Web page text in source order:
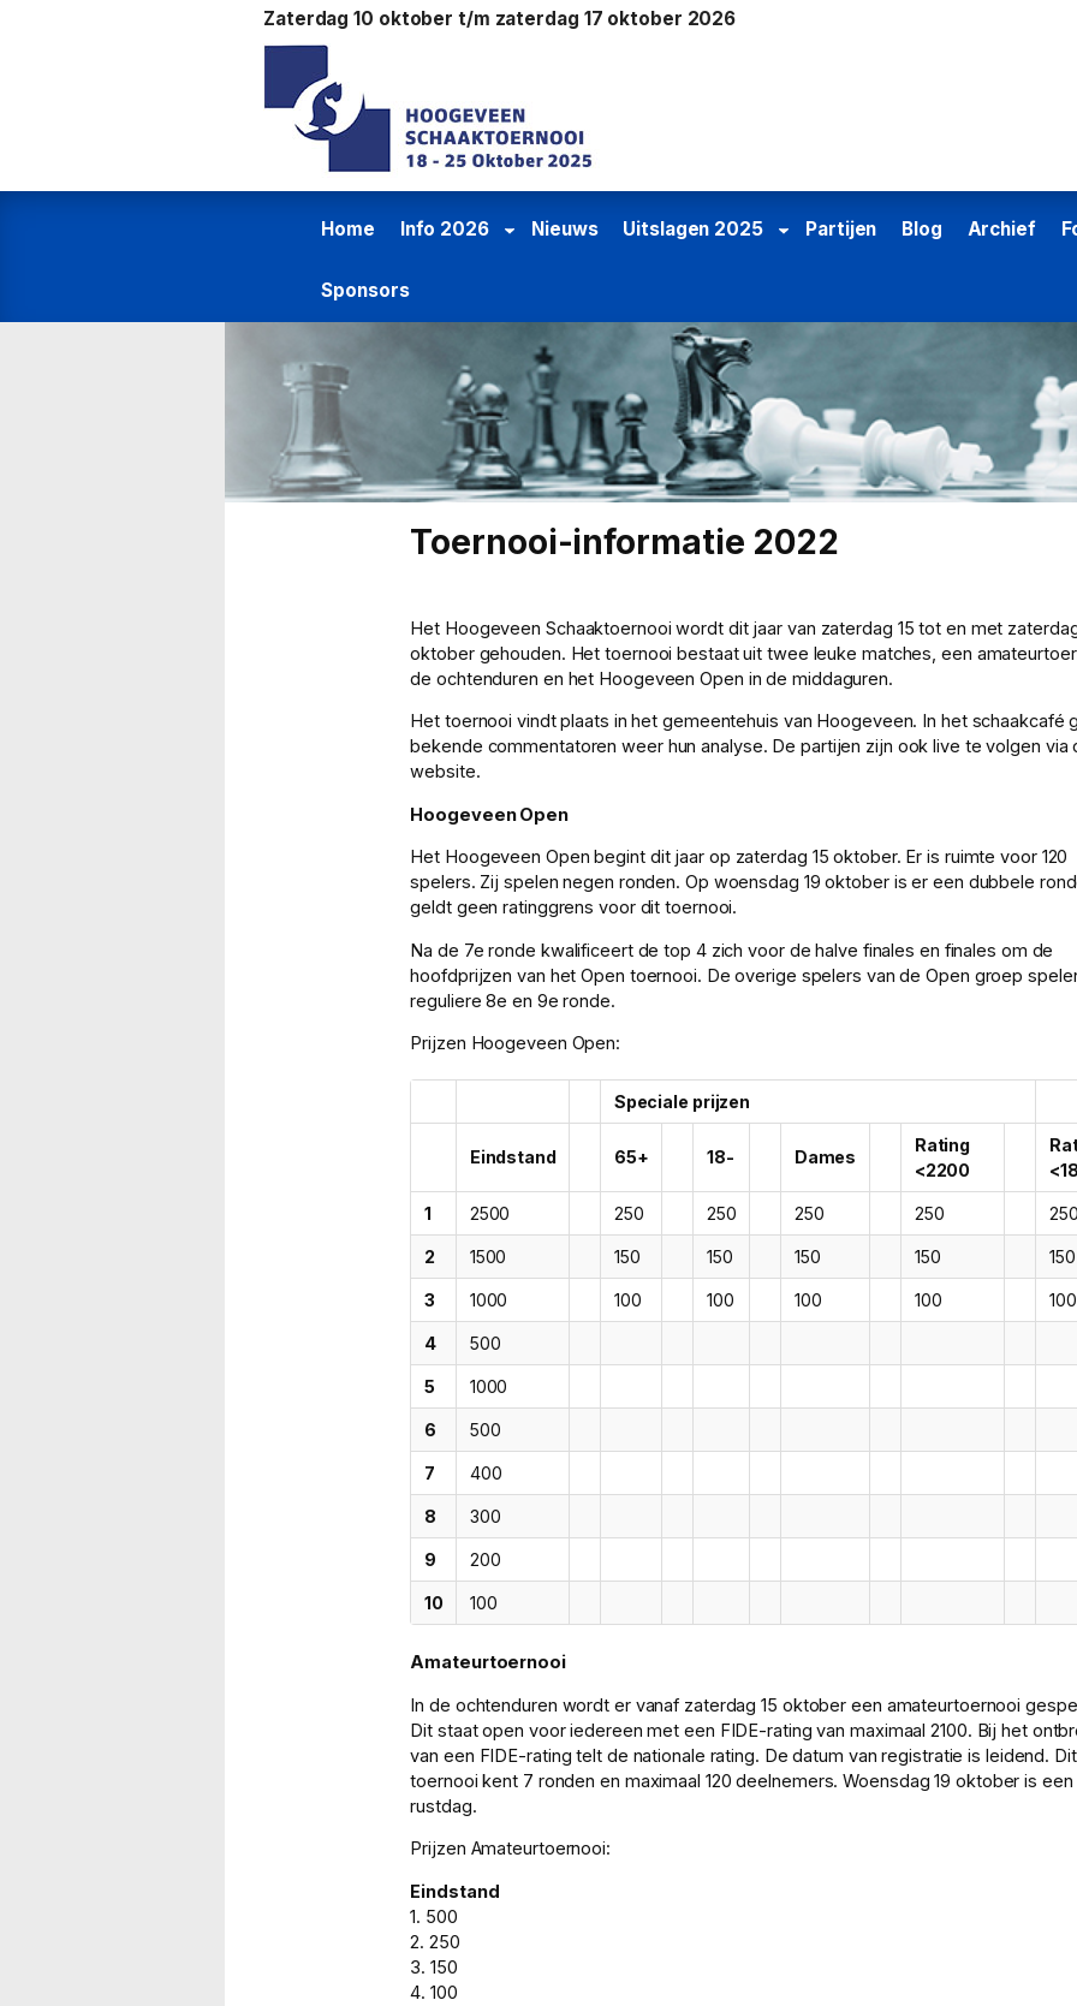
Zaterdag 10 oktober t/m zaterdag 17 oktober 2026
Home Info 2026 Nieuws Uitslagen 2025 Partijen Blog Archief
Sponsors
Toernooi-informatie 2022
Het Hoogeveen Schaaktoernooi wordt dit jaar van zaterdag 15 tot en met
oktober gehouden. Het toernooi bestaat uit twee leuke matches, een
de ochtenduren en het Hoogeveen Open in de middaguren.
Het toernooi vindt plaats in het gemeentehuis van Hoogeveen. In het schaakcafé
bekende commentatoren weer hun analyse. De partijen zijn ook live te volgen via
website.
Hoogeveen Open
Het Hoogeveen Open begint dit jaar op zaterdag 15 oktober. Er is ruimte voor 120
spelers. Zij spelen negen ronden. Op woensdag 19 oktober is er een dubbele
geldt geen ratinggrens voor dit toernooi.
Na de 7e ronde kwalificeert de top 4 zich voor de halve finales en finales om de
hoofdprijzen van het Open toernooi. De overige spelers van de Open groep
reguliere 8e en 9e ronde.
Prijzen Hoogeveen Open:
Speciale prijzen
Eindstand 65+ 18- Dames
Rating
<2200
1 2500 250 250 250 250 250
2 1500 150 150 150 150 150
3 1000 100 100 100 100 100
4 500
5 1000
6 500
7 400
8 300
9 200
10 100
Amateurtoernooi
In de ochtenduren wordt er vanaf zaterdag 15 oktober een amateurtoernooi
Dit staat open voor iedereen met een FIDE-rating van maximaal 2100. Bij het
van een FIDE-rating telt de nationale rating. De datum van registratie is leidend. Dit
toernooi kent 7 ronden en maximaal 120 deelnemers. Woensdag 19 oktober is een
rustdag.
Prijzen Amateurtoernooi:
Eindstand
1. 500
2. 250
3. 150
4. 100